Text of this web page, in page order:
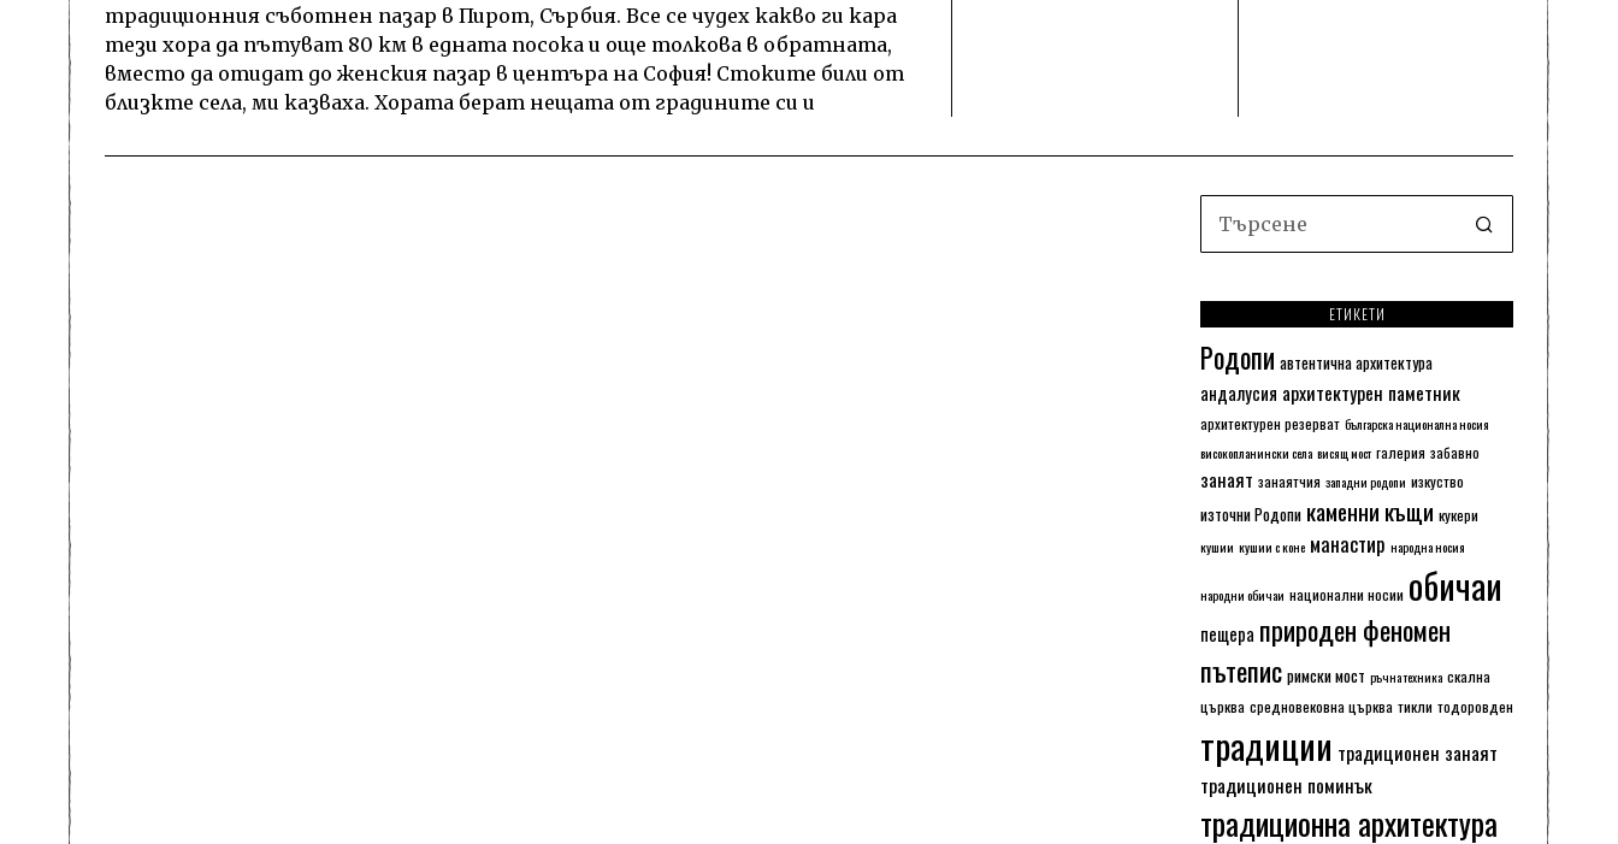
традиционния съботнен пазар в Пирот, Сърбия. Все се чудех какво ги кара
тези хора да пътуват 80 км в едната посока и още толкова в обратната,
вместо да отидат до женския пазар в центъра на София! Стоките били от
близкте села, ми казваха. Хората берат нещата от градините си и
ЕТИКЕТИ
Родопи автентична архитектура
андалусия архитектурен паметник
архитектурен резерват българска национална носия
високопланински села висящ мост галерия забавно
занаят занаятчия западни родопи изкуство
източни Родопи каменни къщи кукери
кушии кушии с коне манастир народна носия
народни обичаи национални носии обичаи
пещера природен феномен
пътепис римски мост ръчна техника скална
църква средновековна църква тикли тодоровден
традиции традиционен занаят
традиционен поминък
традиционна архитектура